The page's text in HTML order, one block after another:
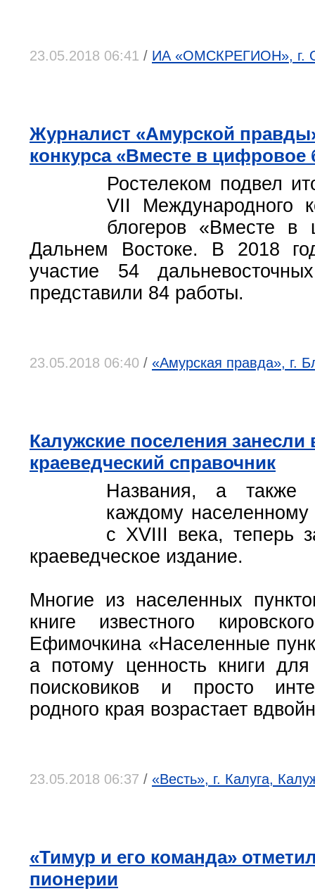
23.05.2018 06:41 / ИА «ОМСКРЕГИОН», г.
Журналист «Амурской
конкурса «Вместе в цифровое
Ростелеком подвел
VII Международного
блогеров «Вместе в
Дальнем Востоке. В 2018
участие 54
представили 84 работы.
23.05.2018 06:40 / «Амурская правда», г.
Калужские поселения
краеведческий справочник
Названия, а также
каждому населенному
с XVIII века, теперь
краеведческое издание.
Многие из населенных
книге известного
Ефимочкина «Населенные
а потому ценность книги для
поисковиков и просто
родного края возрастает
23.05.2018 06:37 / «Весть», г. Калуга,
«Тимур и его команда»
пионерии